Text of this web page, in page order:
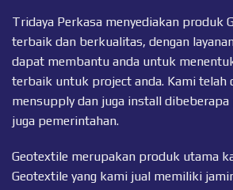
Tridaya Perkasa menyediakan produk
terbaik dan berkualitas, dengan
dapat membantu anda untuk
terbaik untuk project anda. Kami telah
mensupply dan juga install
juga pemerintahan.
Geotextile merupakan produk utama
Geotextile yang kami jual memiliki